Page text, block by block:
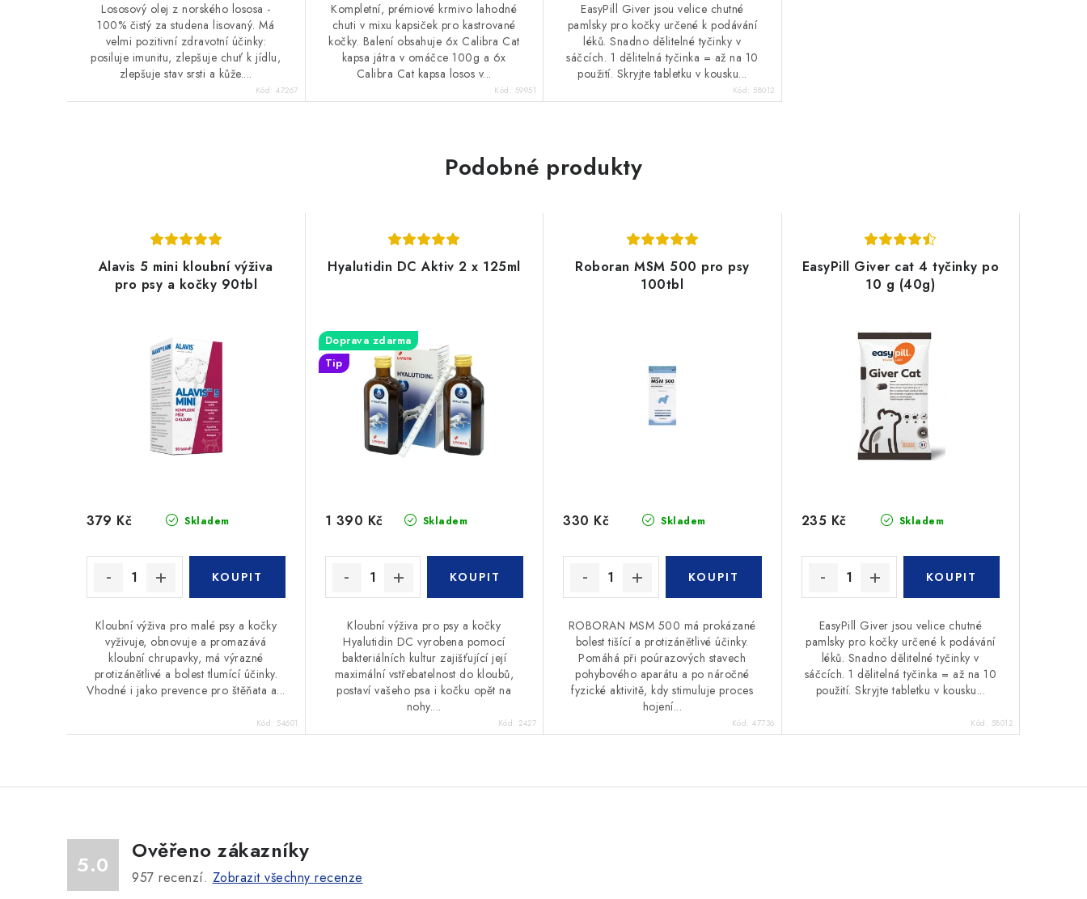
Lososový olej z norského lososa -
100% čistý za studena lisovaný. Má
velmi pozitivní zdravotní účinky:
posiluje imunitu, zlepšuje chuť k jídlu,
zlepšuje stav srsti a kůže....
Kód: 47267
Kompletní, prémiové krmivo lahodné
chuti v mixu kapsiček pro kastrované
kočky. Balení obsahuje 6x Calibra Cat
kapsa játra v omáčce 100g a 6x
Calibra Cat kapsa losos v...
Kód: 59951
EasyPill Giver jsou velice chutné
pamlsky pro kočky určené k podávání
léků. Snadno dělitelné tyčinky v
sáčcích. 1 dělitelná tyčinka = až na 10
použití. Skryjte tabletku v kousku...
Kód: 58012
Podobné produkty
Alavis 5 mini kloubní výživa
pro psy a kočky 90tbl
Skladem
379 Kč
Kloubní výživa pro malé psy a kočky
vyživuje, obnovuje a promazává
kloubní chrupavky, má výrazné
protizánětlivé a bolest tlumící účinky.
Vhodné i jako prevence pro štěňata a...
Kód: 54601
Hyalutidin DC Aktiv 2 x 125ml
Doprava zdarma
Tip
Skladem
1 390 Kč
Kloubní výživa pro psy a kočky
Hyalutidin DC vyrobena pomocí
bakteriálních kultur zajišťující její
maximální vstřebatelnost do kloubů,
postaví vašeho psa i kočku opět na
nohy....
Kód: 2427
Roboran MSM 500 pro psy
100tbl
Skladem
330 Kč
ROBORAN MSM 500 má prokázané
bolest tišící a protizánětlivé účinky.
Pomáhá při poúrazových stavech
pohybového aparátu a po náročné
fyzické aktivitě, kdy stimuluje proces
hojení...
Kód: 47736
EasyPill Giver cat 4 tyčinky po
10 g (40g)
Skladem
235 Kč
EasyPill Giver jsou velice chutné
pamlsky pro kočky určené k podávání
léků. Snadno dělitelné tyčinky v
sáčcích. 1 dělitelná tyčinka = až na 10
použití. Skryjte tabletku v kousku...
Kód: 58012
5.0
Ověřeno zákazníky
957 recenzí. Zobrazit všechny recenze